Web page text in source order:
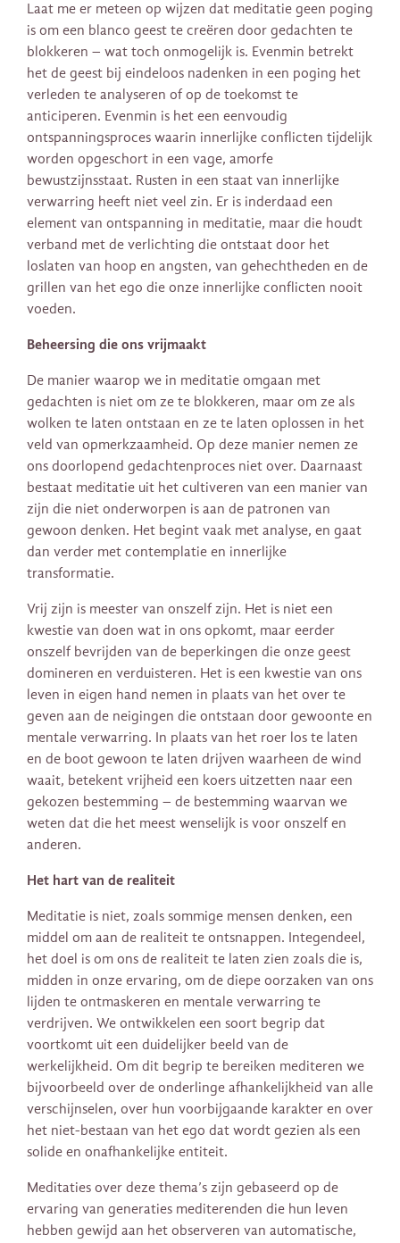
Laat me er meteen op wijzen dat meditatie geen poging
is om een ​​blanco geest te creëren door gedachten te
blokkeren – wat toch onmogelijk is. Evenmin betrekt
het de geest bij eindeloos nadenken in een poging het
verleden te analyseren of op de toekomst te
anticiperen. Evenmin is het een eenvoudig
ontspanningsproces waarin innerlijke conflicten tijdelijk
worden opgeschort in een vage, amorfe
bewustzijnsstaat. Rusten in een staat van innerlijke
verwarring heeft niet veel zin. Er is inderdaad een
element van ontspanning in meditatie, maar die houdt
verband met de verlichting die ontstaat door het
loslaten van hoop en angsten, van gehechtheden en de
grillen van het ego die onze innerlijke conflicten nooit
voeden.
Beheersing die ons vrijmaakt
De manier waarop we in meditatie omgaan met
gedachten is niet om ze te blokkeren, maar om ze als
wolken te laten ontstaan ​​en ze te laten oplossen in het
veld van opmerkzaamheid. Op deze manier nemen ze
ons doorlopend gedachtenproces niet over. Daarnaast
bestaat meditatie uit het cultiveren van een manier van
zijn die niet onderworpen is aan de patronen van
gewoon denken. Het begint vaak met analyse, en gaat
dan verder met contemplatie en innerlijke
transformatie.
Vrij zijn is meester van onszelf zijn. Het is niet een
kwestie van doen wat in ons opkomt, maar eerder
onszelf bevrijden van de beperkingen die onze geest
domineren en verduisteren. Het is een kwestie van ons
leven in eigen hand nemen in plaats van het over te
geven aan de neigingen die ontstaan ​​door gewoonte en
mentale verwarring. In plaats van het roer los te laten
en de boot gewoon te laten drijven waarheen de wind
waait, betekent vrijheid een koers uitzetten naar een
gekozen bestemming – de bestemming waarvan we
weten dat die het meest wenselijk is voor onszelf en
anderen.
Het hart van de realiteit
Meditatie is niet, zoals sommige mensen denken, een
middel om aan de realiteit te ontsnappen. Integendeel,
het doel is om ons de realiteit te laten zien zoals die is,
midden in onze ervaring, om de diepe oorzaken van ons
lijden te ontmaskeren en mentale verwarring te
verdrijven. We ontwikkelen een soort begrip dat
voortkomt uit een duidelijker beeld van de
werkelijkheid. Om dit begrip te bereiken mediteren we
bijvoorbeeld over de onderlinge afhankelijkheid van alle
verschijnselen, over hun voorbijgaande karakter en over
het niet-bestaan ​​van het ego dat wordt gezien als een
solide en onafhankelijke entiteit.
Meditaties over deze thema’s zijn gebaseerd op de
ervaring van generaties mediterenden die hun leven
hebben gewijd aan het observeren van automatische,